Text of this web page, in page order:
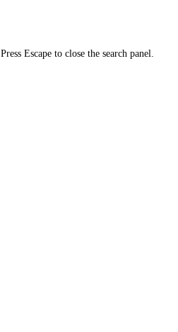
Press Escape to close the search panel.